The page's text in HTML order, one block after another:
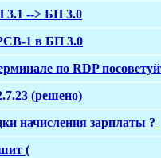
3.1 --> БП 3.0
1 в БП 3.0
по RDP
(решено)
начисления зарплаты ?
(